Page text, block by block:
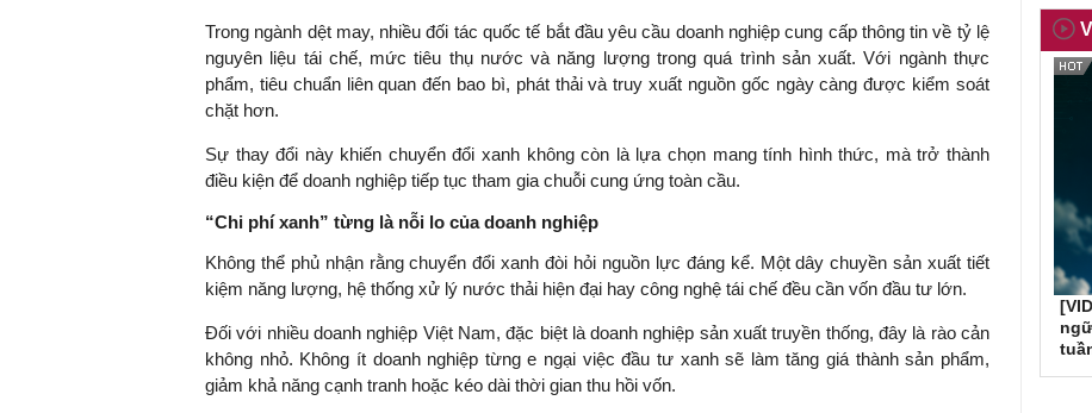
Trong ngành dệt may, nhiều đối tác quốc tế bắt đầu yêu cầu doanh nghiệp cung cấp thông tin về tỷ lệ
nguyên liệu tái chế, mức tiêu thụ nước và năng lượng trong quá trình sản xuất. Với ngành thực
phẩm, tiêu chuẩn liên quan đến bao bì, phát thải và truy xuất nguồn gốc ngày càng được kiểm soát
chặt hơn.
Sự thay đổi này khiến chuyển đổi xanh không còn là lựa chọn mang tính hình thức, mà trở thành
điều kiện để doanh nghiệp tiếp tục tham gia chuỗi cung ứng toàn cầu.
“Chi phí xanh” từng là nỗi lo của doanh nghiệp
Không thể phủ nhận rằng chuyển đổi xanh đòi hỏi nguồn lực đáng kể. Một dây chuyền sản xuất tiết
kiệm năng lượng, hệ thống xử lý nước thải hiện đại hay công nghệ tái chế đều cần vốn đầu tư lớn.
Đối với nhiều doanh nghiệp Việt Nam, đặc biệt là doanh nghiệp sản xuất truyền thống, đây là rào cản
không nhỏ. Không ít doanh nghiệp từng e ngại việc đầu tư xanh sẽ làm tăng giá thành sản phẩm,
giảm khả năng cạnh tranh hoặc kéo dài thời gian thu hồi vốn.